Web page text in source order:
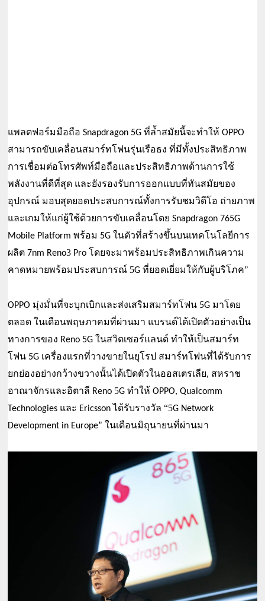
แพลตฟอร์มมือถือ Snapdragon 5G ที่ล้ำสมัยนี้จะทำให้ OPPO
สามารถขับเคลื่อนสมาร์ทโฟนรุ่นเรือธง ที่มีทั้งประสิทธิภาพ
การเชื่อมต่อโทรศัพท์มือถือและประสิทธิภาพด้านการใช้
พลังงานที่ดีที่สุด และยังรองรับการออกแบบที่ทันสมัยของ
อุปกรณ์ มอบสุดยอดประสบการณ์ทั้งการรับชมวิดีโอ ถ่ายภาพ
และเกมให้แก่ผู้ใช้ด้วยการขับเคลื่อนโดย Snapdragon 765G
Mobile Platform พร้อม 5G ในตัวที่สร้างขึ้นบนเทคโนโลยีการ
ผลิต 7nm Reno3 Pro โดยจะมาพร้อมประสิทธิภาพเกินความ
คาดหมายพร้อมประสบการณ์ 5G ที่ยอดเยี่ยมให้กับผู้บริโภค”
OPPO มุ่งมั่นที่จะบุกเบิกและส่งเสริมสมาร์ทโฟน 5G มาโดย
ตลอด ในเดือนพฤษภาคมที่ผ่านมา แบรนด์ได้เปิดตัวอย่างเป็น
ทางการของ Reno 5G ในสวิตเซอร์แลนด์ ทำให้เป็นสมาร์ท
โฟน 5G เครื่องแรกที่วางขายในยุโรป สมาร์ทโฟนที่ได้รับการ
ยกย่องอย่างกว้างขวางนั้นได้เปิดตัวในออสเตรเลีย, สหราช
อาณาจักรและอิตาลี Reno 5G ทำให้ OPPO, Qualcomm
Technologies และ Ericsson ได้รับรางวัล “5G Network
Development in Europe” ในเดือนมิถุนายนที่ผ่านมา